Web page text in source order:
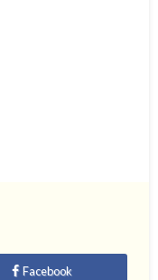
Facebook